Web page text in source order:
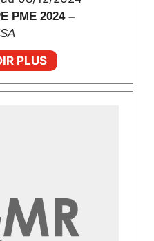
PME 2024 –
PLUS